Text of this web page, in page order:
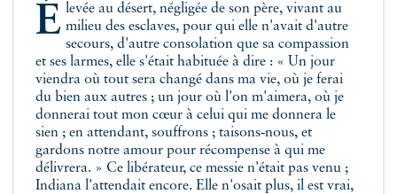
Élevée au désert, négligée de son père, vivant au milieu des esclaves, pour qui elle n'avait d'autre
secours, d'autre consolation que sa compassion
et ses larmes, elle s'était habituée à dire : « Un jour
viendra où tout sera changé dans ma vie, où je ferai
du bien aux autres ; un jour où l'on m'aimera, où je
donnerai tout mon cœur à celui qui me donnera le
sien ; en attendant, souffrons ; taisons‑nous, et
gardons notre amour pour récompense à qui me
délivrera. » Ce libérateur, ce messie n'était pas venu ;
Indiana l'attendait encore. Elle n'osait plus, il est vrai,